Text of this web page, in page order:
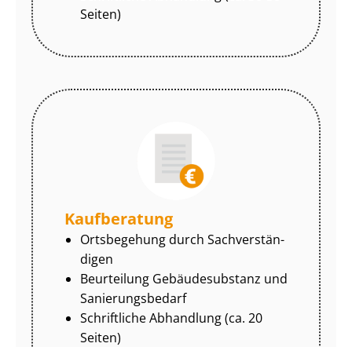
Seiten)
Kaufberatung
Ortsbegehung durch Sach­ver­stän­
di­gen
Beurteilung Gebäudesubstanz und
Sa­nie­rungs­be­darf
Schriftliche Abhandlung (ca. 20
Seiten)